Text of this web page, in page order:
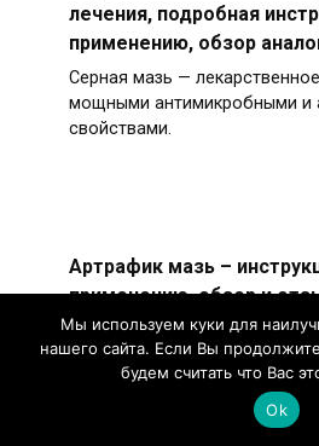
лечения, подробная
применению, обзор
Серная мазь —
мощными антимикробными и
свойствами.
Артрафик мазь –
применению, обзор и
Артрафик —
форме мази для лечения
и позвоночника.
Мы используем куки для
нашего сайта. Если Вы
будем считать что Вас
Ok